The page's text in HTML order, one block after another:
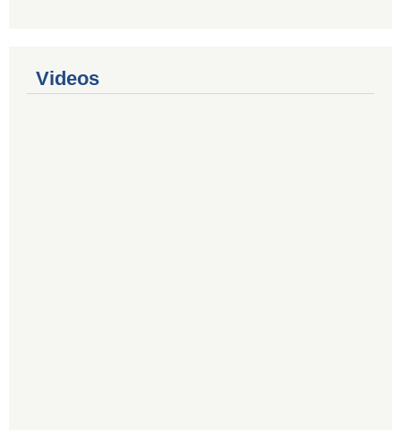
Videos